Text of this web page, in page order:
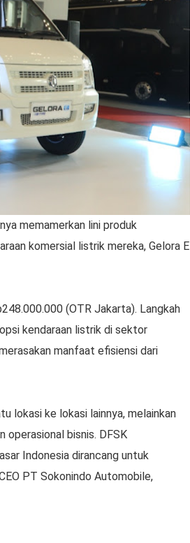
memamerkan lini produk
komersial listrik mereka, Gelora E
(OTR Jakarta). Langkah
kendaraan listrik di sektor
manfaat efisiensi dari
lokasi ke lokasi lainnya, melainkan
operasional bisnis. DFSK
Indonesia dirancang untuk
PT Sokonindo Automobile,